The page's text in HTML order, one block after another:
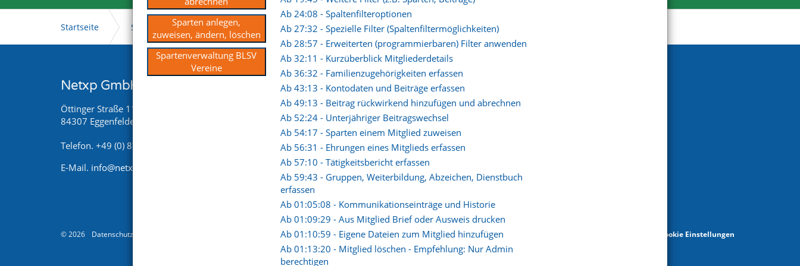
Sparten anlegen,
zuweisen, ändern, löschen
Spartenverwaltung BLSV
Vereine
Ab 24:08 - Spaltenfilteroptionen
Ab 27:32 - Spezielle Filter (Spaltenfiltermöglichkeiten)
Ab 28:57 - Erweiterten (programmierbaren) Filter anwenden
Ab 32:11 - Kurzüberblick Mitgliederdetails
Ab 36:32 - Familienzugehörigkeiten erfassen
Ab 43:13 - Kontodaten und Beiträge erfassen
Ab 49:13 - Beitrag rückwirkend hinzufügen und abrechnen
Ab 52:24 - Unterjähriger Beitragswechsel
Ab 54:17 - Sparten einem Mitglied zuweisen
Ab 56:31 - Ehrungen eines Mitglieds erfassen
Ab 57:10 - Tätigkeitsbericht erfassen
Ab 59:43 - Gruppen, Weiterbildung, Abzeichen, Dienstbuch
erfassen
Ab 01:05:08 - Kommunikationseinträge und Historie
Ab 01:09:29 - Aus Mitglied Brief oder Ausweis drucken
Ab 01:10:59 - Eigene Dateien zum Mitglied hinzufügen
Ab 01:13:20 - Mitglied löschen - Empfehlung: Nur Admin
berechtigen
Startseite Support Videoportal
Netxp GmbH
Öttinger Straße 11
84307 Eggenfelden
Telefon. +49 (0) 8721 / 50648-89
E-Mail. info@netxp-verein.de
Schnell Links
Vereinsverwaltung Mitgliederverwaltung
Finanzverwaltung
Kommunikation /
Schriftverkehr
Kontakt
© 2026 Datenschutz Impressum Barrierefreiheitserklärung Cookie Einstellungen